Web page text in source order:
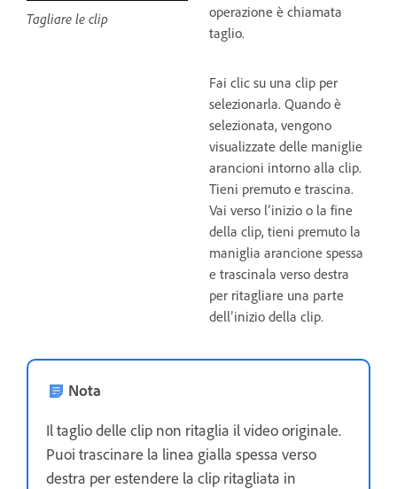
Tagliare le clip
operazione è chiamata
taglio.
Fai clic su una clip per
selezionarla. Quando è
selezionata, vengono
visualizzate delle maniglie
arancioni intorno alla clip.
Tieni premuto e trascina.
Vai verso l’inizio o la fine
della clip, tieni premuto la
maniglia arancione spessa
e trascinala verso destra
per ritagliare una parte
dell’inizio della clip.
Nota
Il taglio delle clip non ritaglia il video originale.
Puoi trascinare la linea gialla spessa verso
destra per estendere la clip ritagliata in